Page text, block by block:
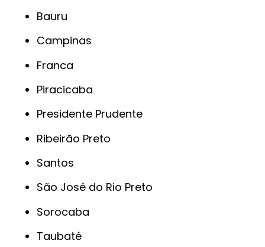
Bauru
Campinas
Franca
Piracicaba
Presidente Prudente
Ribeirão Preto
Santos
São José do Rio Preto
Sorocaba
Taubaté